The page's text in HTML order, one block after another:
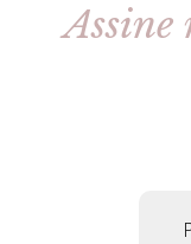
Assine